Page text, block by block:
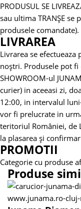
PRODUSUL SE
sau ultima TRANȘE se
produsele comandate).
LIVRAREA
Livrarea se
noștri. Produsele pot fi
SHOWROOM-ul
curier) in aceeasi zi,
12:00, in intervalul
vor fi prelucrate in
teritoriul României, de
la plasarea și
PROMOTII
Categorie cu produse
Produse